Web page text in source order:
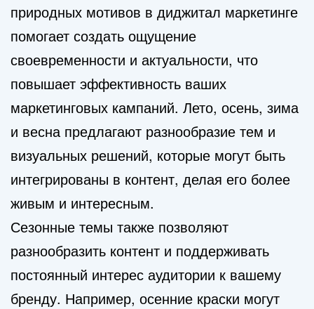
природных мотивов в диджитал маркетинге
помогает создать ощущение
своевременности и актуальности, что
повышает эффективность ваших
маркетинговых кампаний. Лето, осень, зима
и весна предлагают разнообразие тем и
визуальных решений, которые могут быть
интегрированы в контент, делая его более
живым и интересным.
Сезонные темы также позволяют
разнообразить контент и поддерживать
постоянный интерес аудитории к вашему
бренду. Например, осенние краски могут